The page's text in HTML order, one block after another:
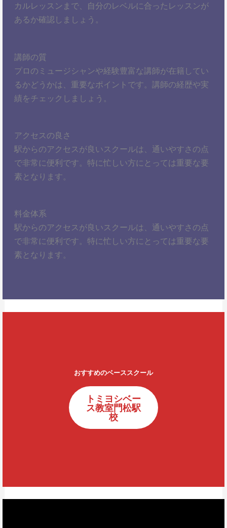
カルレッスンまで、自分のレベルに合ったレッスンが
あるか確認しましょう。
講師の質
プロのミュージシャンや経験豊富な講師が在籍してい
るかどうかは、重要なポイントです。講師の経歴や実
績をチェックしましょう。
アクセスの良さ
駅からのアクセスが良いスクールは、通いやすさの点
で非常に便利です。特に忙しい方にとっては重要な要
素となります。
料金体系
駅からのアクセスが良いスクールは、通いやすさの点
で非常に便利です。特に忙しい方にとっては重要な要
素となります。
おすすめのベーススクール
トミヨシベー
ス教室門松駅
校